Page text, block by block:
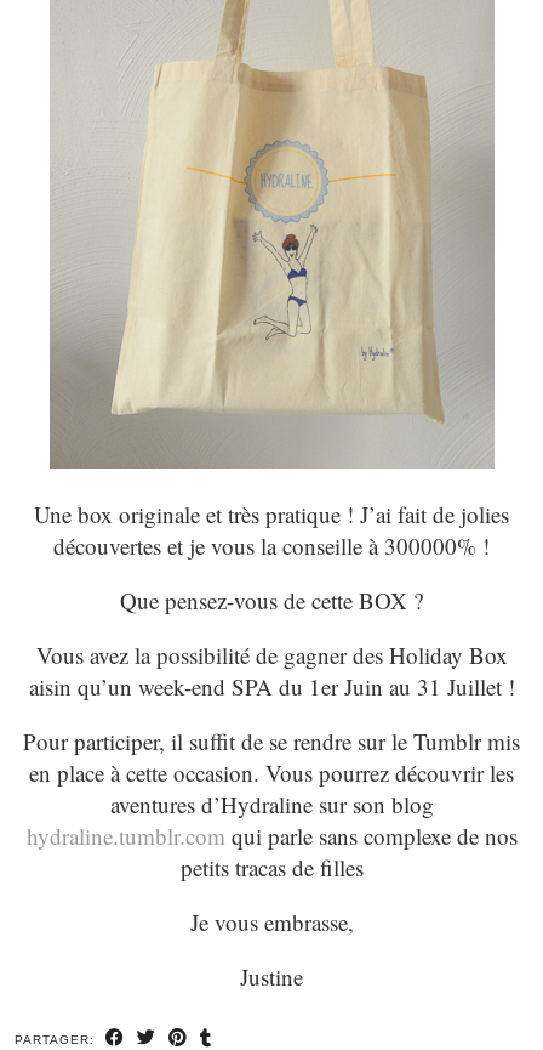
Une box originale et très pratique ! J’ai fait de jolies
découvertes et je vous la conseille à 300000% !
Que pensez-vous de cette BOX ?
Vous avez la possibilité de gagner des Holiday Box
aisin qu’un week-end SPA du 1er Juin au 31 Juillet !
Pour participer, il suffit de se rendre sur le Tumblr mis
en place à cette occasion. Vous pourrez découvrir les
aventures d’Hydraline sur son blog
hydraline.tumblr.com qui parle sans complexe de nos
petits tracas de filles
Je vous embrasse,
Justine
PARTAGER: